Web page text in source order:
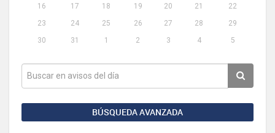
16
17 18 19 20 21
22
23
24 25 26 27 28
29
30
31 1 2 3 4 5
BÚSQUEDA AVANZADA